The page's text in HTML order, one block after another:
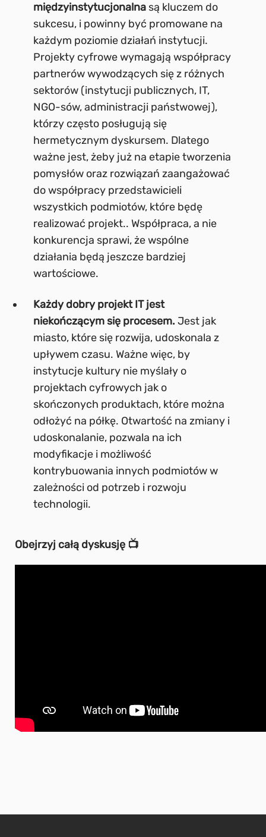
międzyinstytucjonalna są kluczem do
sukcesu, i powinny być promowane na
każdym poziomie działań instytucji.
Projekty cyfrowe wymagają współpracy
partnerów wywodzących się z różnych
sektorów (instytucji publicznych, IT,
NGO-sów, administracji państwowej),
którzy często posługują się
hermetycznym dyskursem. Dlatego
ważne jest, żeby już na etapie tworzenia
pomysłów oraz rozwiązań zaangażować
do współpracy przedstawicieli
wszystkich podmiotów, które będę
realizować projekt.. Współpraca, a nie
konkurencja sprawi, że wspólne
działania będą jeszcze bardziej
wartościowe.
Każdy dobry projekt IT jest
niekończącym się procesem. Jest jak
miasto, które się rozwija, udoskonala z
upływem czasu. Ważne więc, by
instytucje kultury nie myślały o
projektach cyfrowych jak o
skończonych produktach, które można
odłożyć na półkę. Otwartość na zmiany i
udoskonalanie, pozwala na ich
modyfikacje i możliwość
kontrybuowania innych podmiotów w
zależności od potrzeb i rozwoju
technologii.
Obejrzyj całą dyskusję 📺